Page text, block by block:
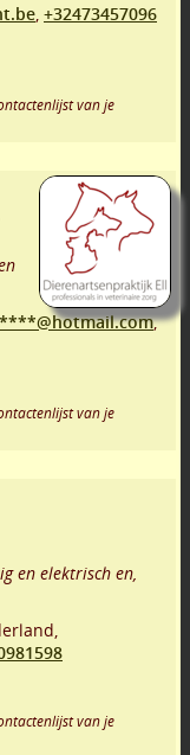
+32473457096
van je
,
van je
en elektrisch en,
van je